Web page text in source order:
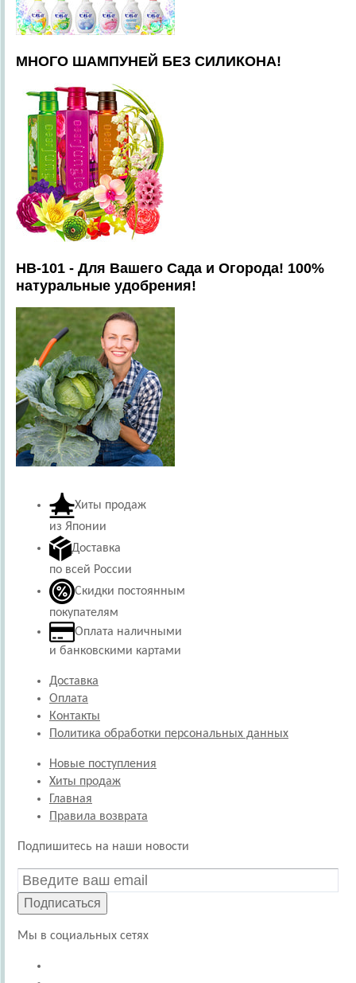
МНОГО ШАМПУНЕЙ БЕЗ СИЛИКОНА!
HB-101 - Для Вашего Сада и Огорода! 100%
натуральные удобрения!
Хиты продаж
из Японии
Доставка
по всей России
Скидки постоянным
покупателям
Оплата наличными
и банковскими картами
Доставка
Оплата
Контакты
Политика обработки персональных данных
Новые поступления
Хиты продаж
Главная
Правила возврата
Подпишитесь на наши новости
Подписаться
Мы в социальных сетях